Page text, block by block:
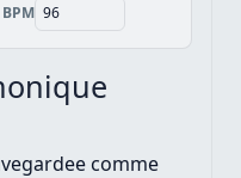
BPM
comme